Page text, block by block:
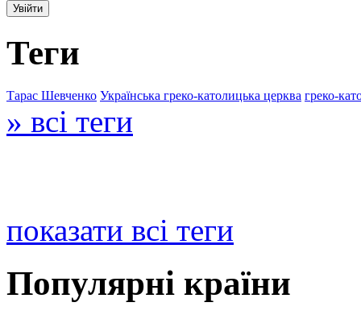
Теги
Тарас Шевченко Українська греко-католицька церква греко-
» всі теги
показати всі теги
Популярні країни